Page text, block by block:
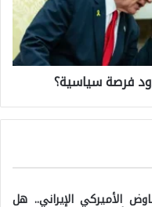
فرصة سياسية؟
الأميركي الإيراني.. هل